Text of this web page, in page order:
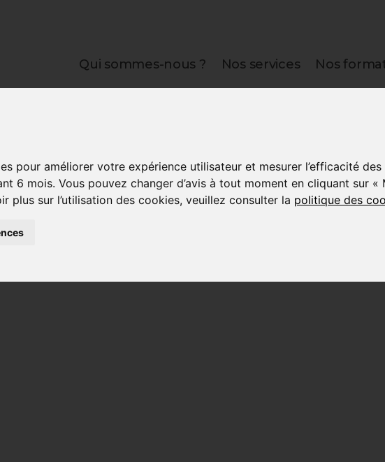
pour améliorer votre expérience utilisateur et mesurer l’efficacité
6 mois. Vous pouvez changer d’avis à tout moment en cliquant sur
plus sur l’utilisation des cookies, veuillez consulter la politique des
Qui sommes-nous ? Nos services Nos
travail : consignes